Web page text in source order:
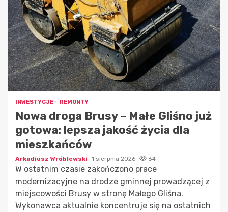
INWESTYCJE REMONTY
Nowa droga Brusy – Małe Gliśno już
gotowa: lepsza jakość życia dla
mieszkańców
Arkadiusz Wróblewski 1 sierpnia 2026 64
W ostatnim czasie zakończono prace
modernizacyjne na drodze gminnej prowadzącej z
miejscowości Brusy w stronę Małego Gliśna.
Wykonawca aktualnie koncentruje się na ostatnich